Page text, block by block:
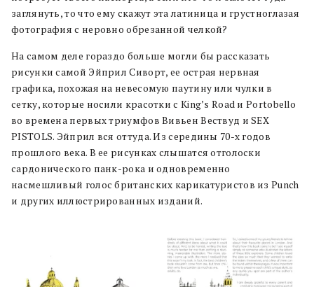
заглянуть, то что ему скажут эта латиница и грустноглазая
фотография с неровно обрезанной челкой?
На самом деле гораздо больше могли бы рассказать
рисунки самой Эйприл Сиворт, ее острая нервная
графика, похожая на невесомую паутину или чулки в
сетку, которые носили красотки с King’s Road и Portobello
во времена первых триумфов Вивьен Вествуд и SEX
PISTOLS. Эйприл вся оттуда. Из середины 70-х годов
прошлого века. В ее рисунках слышатся отголоски
сардонического панк-рока и одновременно
насмешливый голос британских карикатуристов из Punch
и других иллюстрированных изданий.